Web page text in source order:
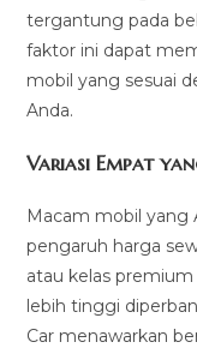
tergantung pada
faktor ini dapat
mobil yang sesuai
Anda.
Variasi Empat
Macam mobil yang
pengaruh harga
atau kelas
lebih tinggi
Car menawarkan